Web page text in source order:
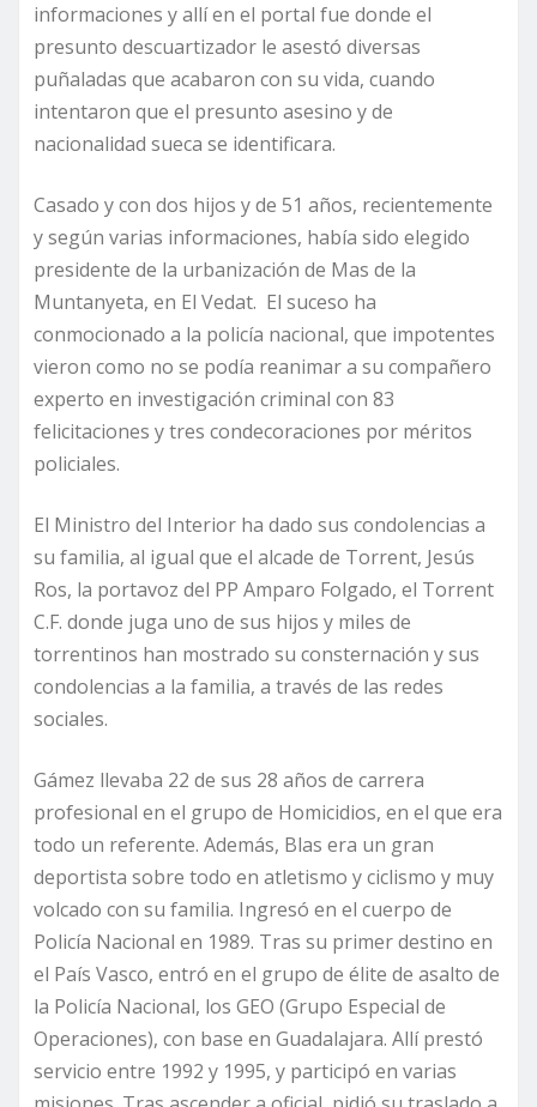
informaciones y allí en el portal fue donde el
presunto descuartizador le asestó diversas
puñaladas que acabaron con su vida, cuando
intentaron que el presunto asesino y de
nacionalidad sueca se identificara.
Casado y con dos hijos y de 51 años, recientemente
y según varias informaciones, había sido elegido
presidente de la urbanización de Mas de la
Muntanyeta, en El Vedat. El suceso ha
conmocionado a la policía nacional, que impotentes
vieron como no se podía reanimar a su compañero
experto en investigación criminal con 83
felicitaciones y tres condecoraciones por méritos
policiales.
El Ministro del Interior ha dado sus condolencias a
su familia, al igual que el alcade de Torrent, Jesús
Ros, la portavoz del PP Amparo Folgado, el Torrent
C.F. donde juga uno de sus hijos y miles de
torrentinos han mostrado su consternación y sus
condolencias a la familia, a través de las redes
sociales.
Gámez llevaba 22 de sus 28 años de carrera
profesional en el grupo de Homicidios, en el que era
todo un referente. Además, Blas era un gran
deportista sobre todo en atletismo y ciclismo y muy
volcado con su familia. Ingresó en el cuerpo de
Policía Nacional en 1989. Tras su primer destino en
el País Vasco, entró en el grupo de élite de asalto de
la Policía Nacional, los GEO (Grupo Especial de
Operaciones), con base en Guadalajara. Allí prestó
servicio entre 1992 y 1995, y participó en varias